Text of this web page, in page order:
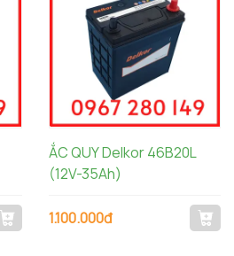
ẮC QUY Delkor 46B20L
(12V-35Ah)
1.100.000đ